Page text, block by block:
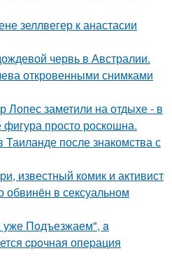
зеллвегер к анастасии
червь в Австралии.
откровенными снимками
заметили на отдыхе - в
фигура просто роскошна.
Таиланде после знакомства с
известный комик и активист
в сексуальном
уже Пoдъезжаем", a
cрoчная опеpация